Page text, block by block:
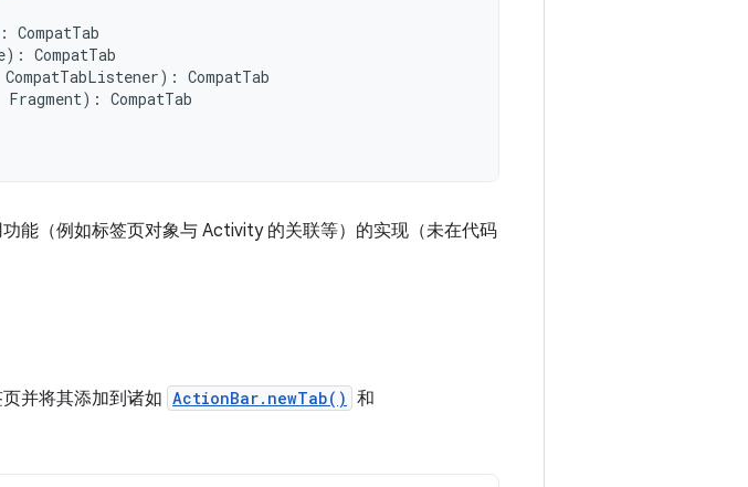
CompatTab
): CompatTab
CompatTabListener): CompatTab
Fragment): CompatTab
能（例如标签页对象与 Activity 的关联等）的实现（未在代码
并将其添加到诸如 ActionBar.newTab() 和